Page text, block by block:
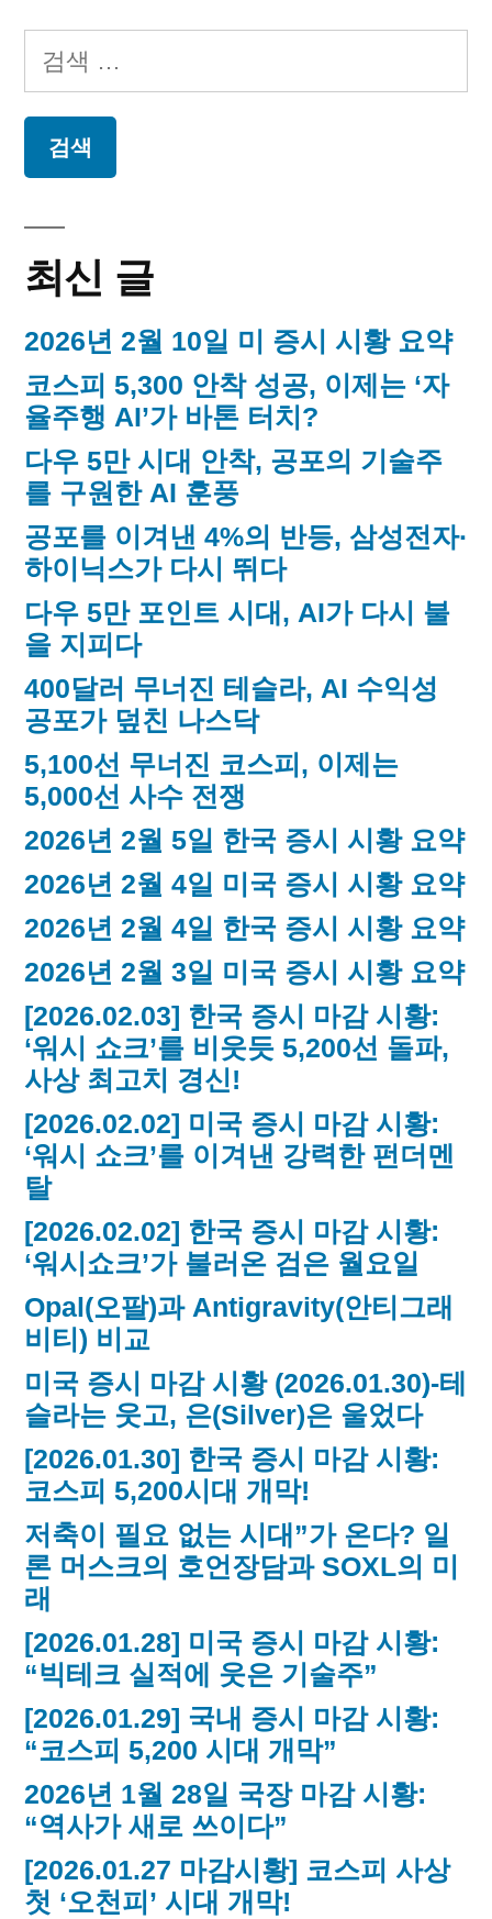
오
독
운
동
가
이
김
검
색:
최신 글
2026년 2월 10일 미 증시 시황 요약
코스피 5,300 안착 성공, 이제는 ‘자
율주행 AI’가 바톤 터치?
다우 5만 시대 안착, 공포의 기술주
를 구원한 AI 훈풍
공포를 이겨낸 4%의 반등, 삼성전자·
하이닉스가 다시 뛰다
다우 5만 포인트 시대, AI가 다시 불
을 지피다
400달러 무너진 테슬라, AI 수익성
공포가 덮친 나스닥
5,100선 무너진 코스피, 이제는
5,000선 사수 전쟁
2026년 2월 5일 한국 증시 시황 요약
2026년 2월 4일 미국 증시 시황 요약
2026년 2월 4일 한국 증시 시황 요약
2026년 2월 3일 미국 증시 시황 요약
[2026.02.03] 한국 증시 마감 시황:
‘워시 쇼크’를 비웃듯 5,200선 돌파,
사상 최고치 경신!
[2026.02.02] 미국 증시 마감 시황:
‘워시 쇼크’를 이겨낸 강력한 펀더멘
탈
[2026.02.02] 한국 증시 마감 시황:
‘워시쇼크’가 불러온 검은 월요일
Opal(오팔)과 Antigravity(안티그래
비티) 비교
미국 증시 마감 시황 (2026.01.30)-테
슬라는 웃고, 은(Silver)은 울었다
[2026.01.30] 한국 증시 마감 시황:
코스피 5,200시대 개막!
저축이 필요 없는 시대”가 온다? 일
론 머스크의 호언장담과 SOXL의 미
래
[2026.01.28] 미국 증시 마감 시황:
“빅테크 실적에 웃은 기술주”
[2026.01.29] 국내 증시 마감 시황:
“코스피 5,200 시대 개막”
2026년 1월 28일 국장 마감 시황:
“역사가 새로 쓰이다”
[2026.01.27 마감시황] 코스피 사상
첫 ‘오천피’ 시대 개막!